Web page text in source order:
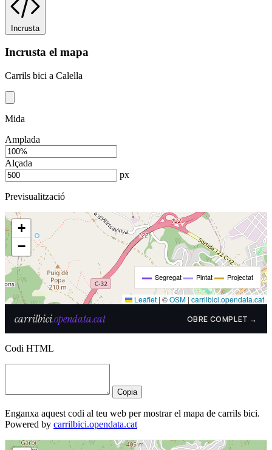
Incrusta
Incrusta el mapa
Carrils bici a Calella
Mida
Amplada
Alçada
px
Previsualització
Codi HTML
Copia
Enganxa aquest codi al teu web per mostrar el mapa de carrils bici.
Powered by carrilbici.opendata.cat